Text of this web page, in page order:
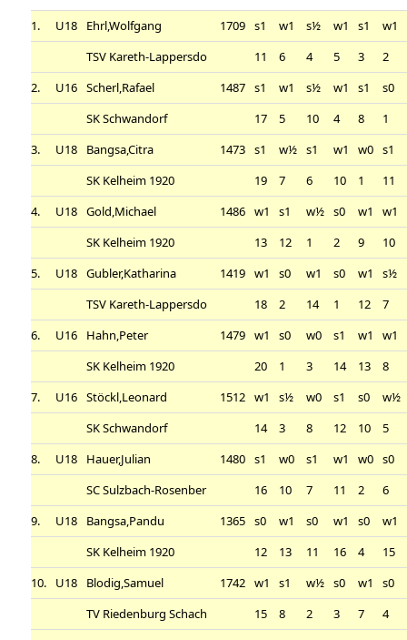
1. U18 Ehrl,Wolfgang 1709 s1 w1 s½ w1 s1
w1
TSV Kareth-Lappersdo
11 6 4 5 3
2
2.
U16 Scherl,Rafael 1487 s1 w1 s½ w1 s1
s0
SK Schwandorf
17 5 10 4 8
1
3.
U18 Bangsa,Citra 1473 s1 w½ s1 w1 w0 s1
SK Kelheim 1920
19 7 6 10 1
11
4.
U18 Gold,Michael 1486 w1 s1 w½ s0 w1
w1
SK Kelheim 1920
13 12 1 2 9
10
5.
U18 Gubler,Katharina 1419 w1 s0 w1 s0 w1
s½
TSV Kareth-Lappersdo
18 2 14 1 12
7
6.
U16 Hahn,Peter 1479 w1 s0 w0 s1 w1
w1
SK Kelheim 1920
20 1 3 14 13
8
7.
U16 Stöckl,Leonard 1512 w1 s½ w0 s1 s0
w½
SK Schwandorf
14 3 8 12 10
5
8.
U18 Hauer,Julian 1480 s1 w0 s1 w1 w0 s0
SC Sulzbach-Rosenber
16 10 7 11 2
6
9.
U18 Bangsa,Pandu 1365 s0 w1 s0 w1 s0
w1
SK Kelheim 1920
12 13 11 16 4
15
10.
U18 Blodig,Samuel 1742 w1 s1 w½ s0 w1
s0
TV Riedenburg Schach
15 8 2 3 7
4